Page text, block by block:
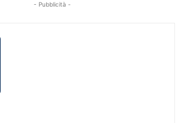
- Pubblicità -